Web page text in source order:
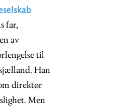
far,
av
til
Han
direktør
Men